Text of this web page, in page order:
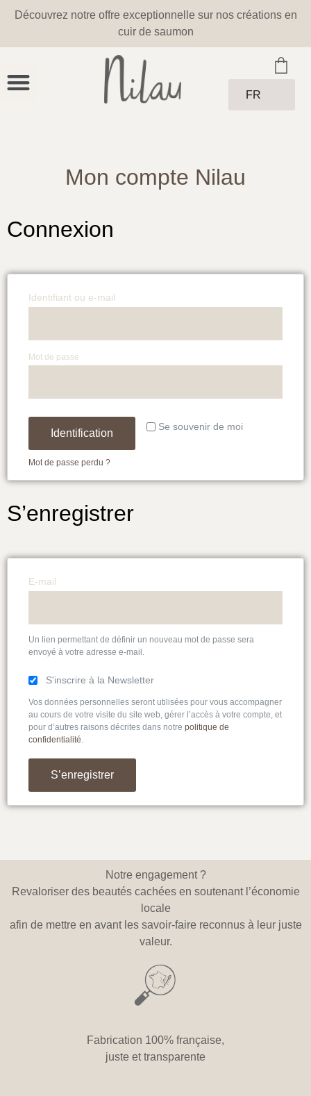
Découvrez notre offre exceptionnelle sur nos créations en
cuir de saumon
FR
Mon compte Nilau
Connexion
Identifiant ou e-mail
Mot de passe
Se souvenir de moi
Identification
Mot de passe perdu ?
S’enregistrer
E-mail
Un lien permettant de définir un nouveau mot de passe sera
envoyé à votre adresse e-mail.
S'inscrire à la Newsletter
Vos données personnelles seront utilisées pour vous accompagner
au cours de votre visite du site web, gérer l’accès à votre compte, et
pour d’autres raisons décrites dans notre politique de
confidentialité.
S’enregistrer
Notre engagement ?
Revaloriser des beautés cachées en soutenant l’économie
locale
afin de mettre en avant les savoir-faire reconnus à leur juste
valeur.
Fabrication 100% française,
juste et transparente